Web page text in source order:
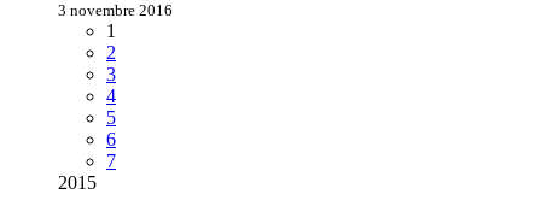
3 novembre 2016
1
2
3
4
5
6
7
2015